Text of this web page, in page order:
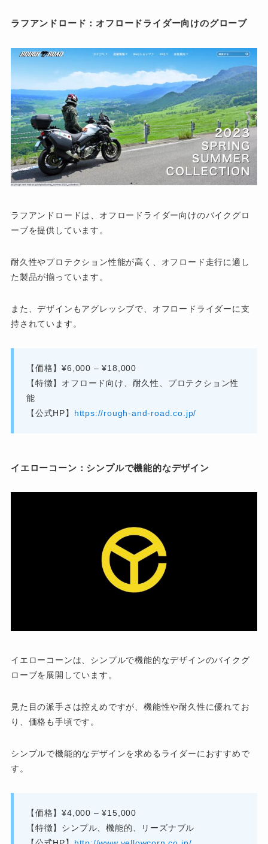
ラフアンドロード：オフロードライダー向けのグローブ
ラフアンドロードは、オフロードライダー向けのバイクグロ
ーブを提供しています。
耐久性やプロテクション性能が高く、オフロード走行に適し
た製品が揃っています。
また、デザインもアグレッシブで、オフロードライダーに支
持されています。
【価格】¥6,000 – ¥18,000
【特徴】オフロード向け、耐久性、プロテクション性
能
【公式HP】 https://rough-and-road.co.jp/
イエローコーン：シンプルで機能的なデザイン
イエローコーンは、シンプルで機能的なデザインのバイクグ
ローブを展開しています。
見た目の派手さは控えめですが、機能性や耐久性に優れてお
り、価格も手頃です。
シンプルで機能的なデザインを求めるライダーにおすすめで
す。
【価格】¥4,000 – ¥15,000
【特徴】シンプル、機能的、リーズナブル